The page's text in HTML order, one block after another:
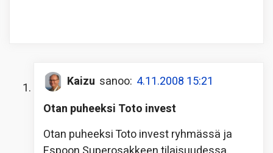
Kaizu sanoo: 4.11.2008 15:21
Otan puheeksi Toto invest
Otan puheeksi Toto invest ryhmässä ja